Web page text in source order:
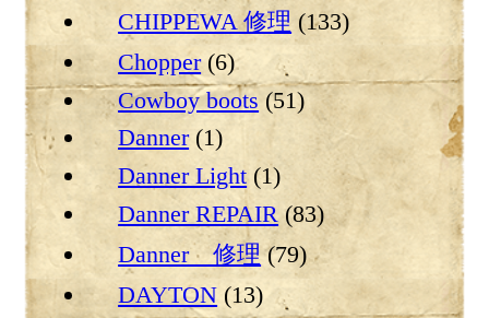
CHIPPEWA 修理 (133)
Chopper(6)
Cowboy boots (51)
Danner(1)
Danner Light (1)
Danner REPAIR (83)
Danner 修理(79)
DAYTON (13)